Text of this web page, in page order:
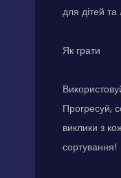
для дітей
Як грати
Прогресуй,
виклики з
сортування!